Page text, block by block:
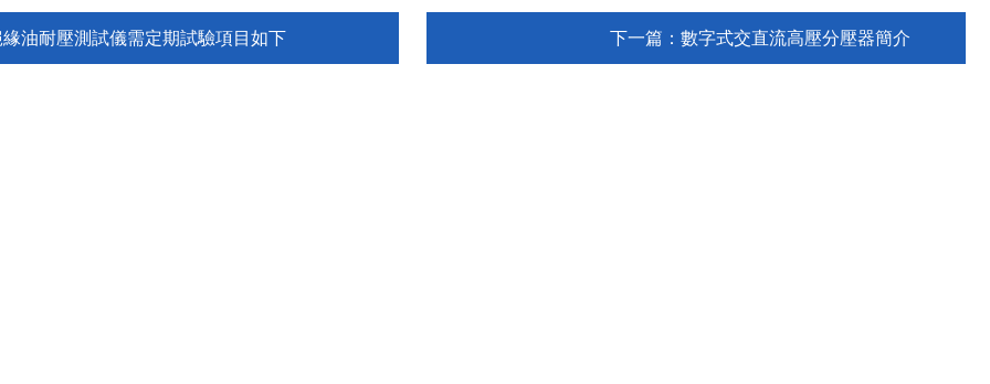
緣油耐壓測試儀需定期試驗項目如下 下一篇： 數字式交直流高壓分壓器簡介